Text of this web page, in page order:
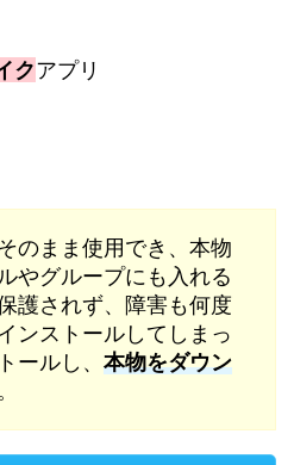
クアプリ
のまま使用でき、本物
やグループにも入れる
護されず、障害も何度
ンストールしてしまっ
ールし、 本物をダウン